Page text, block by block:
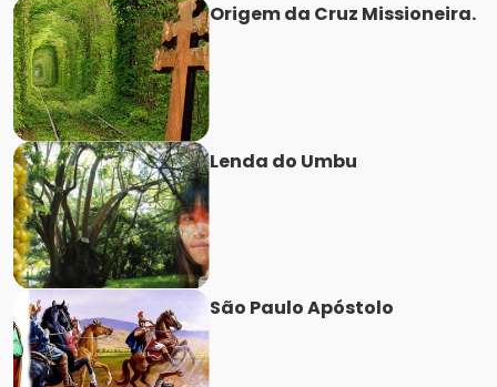
Origem da Cruz Missioneira.
Lenda do Umbu
São Paulo Apóstolo